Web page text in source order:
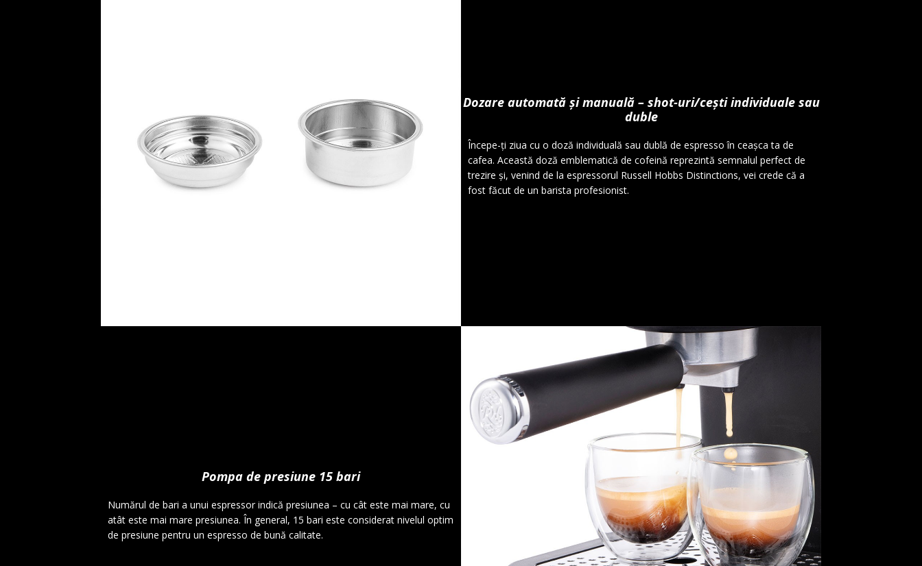
Dozare automată și manuală – shot-uri/cești individuale sau
duble
Începe-ți ziua cu o doză individuală sau dublă de espresso în ceașca ta de
cafea. Această doză emblematică de cofeină reprezintă semnalul perfect de
trezire și, venind de la espressorul Russell Hobbs Distinctions, vei crede că a
fost făcut de un barista profesionist.
Pompa de presiune 15 bari
Numărul de bari a unui espressor indică presiunea – cu cât este mai mare, cu
atât este mai mare presiunea. În general, 15 bari este considerat nivelul optim
de presiune pentru un espresso de bună calitate.